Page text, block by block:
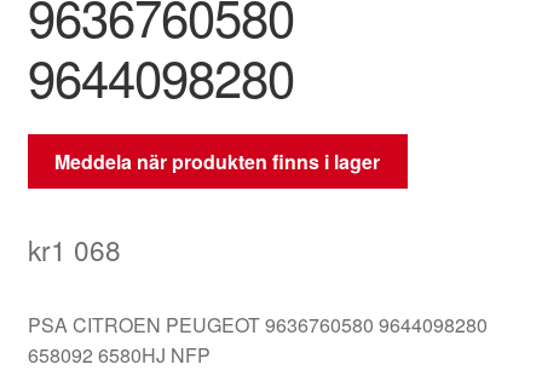
9636760580
9644098280
Meddela när produkten finns i lager
kr1 068
PSA CITROEN PEUGEOT 9636760580 9644098280
658092 6580HJ NFP